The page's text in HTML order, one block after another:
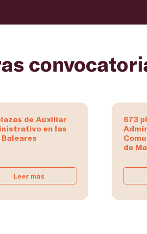
de Auxiliar
en las
Leer más
673
de